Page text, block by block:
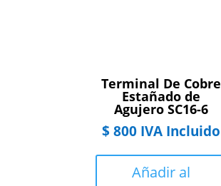
Terminal De Cobre
Estañado de
Agujero SC16-6
$800 IVA Incluido
Añadir al